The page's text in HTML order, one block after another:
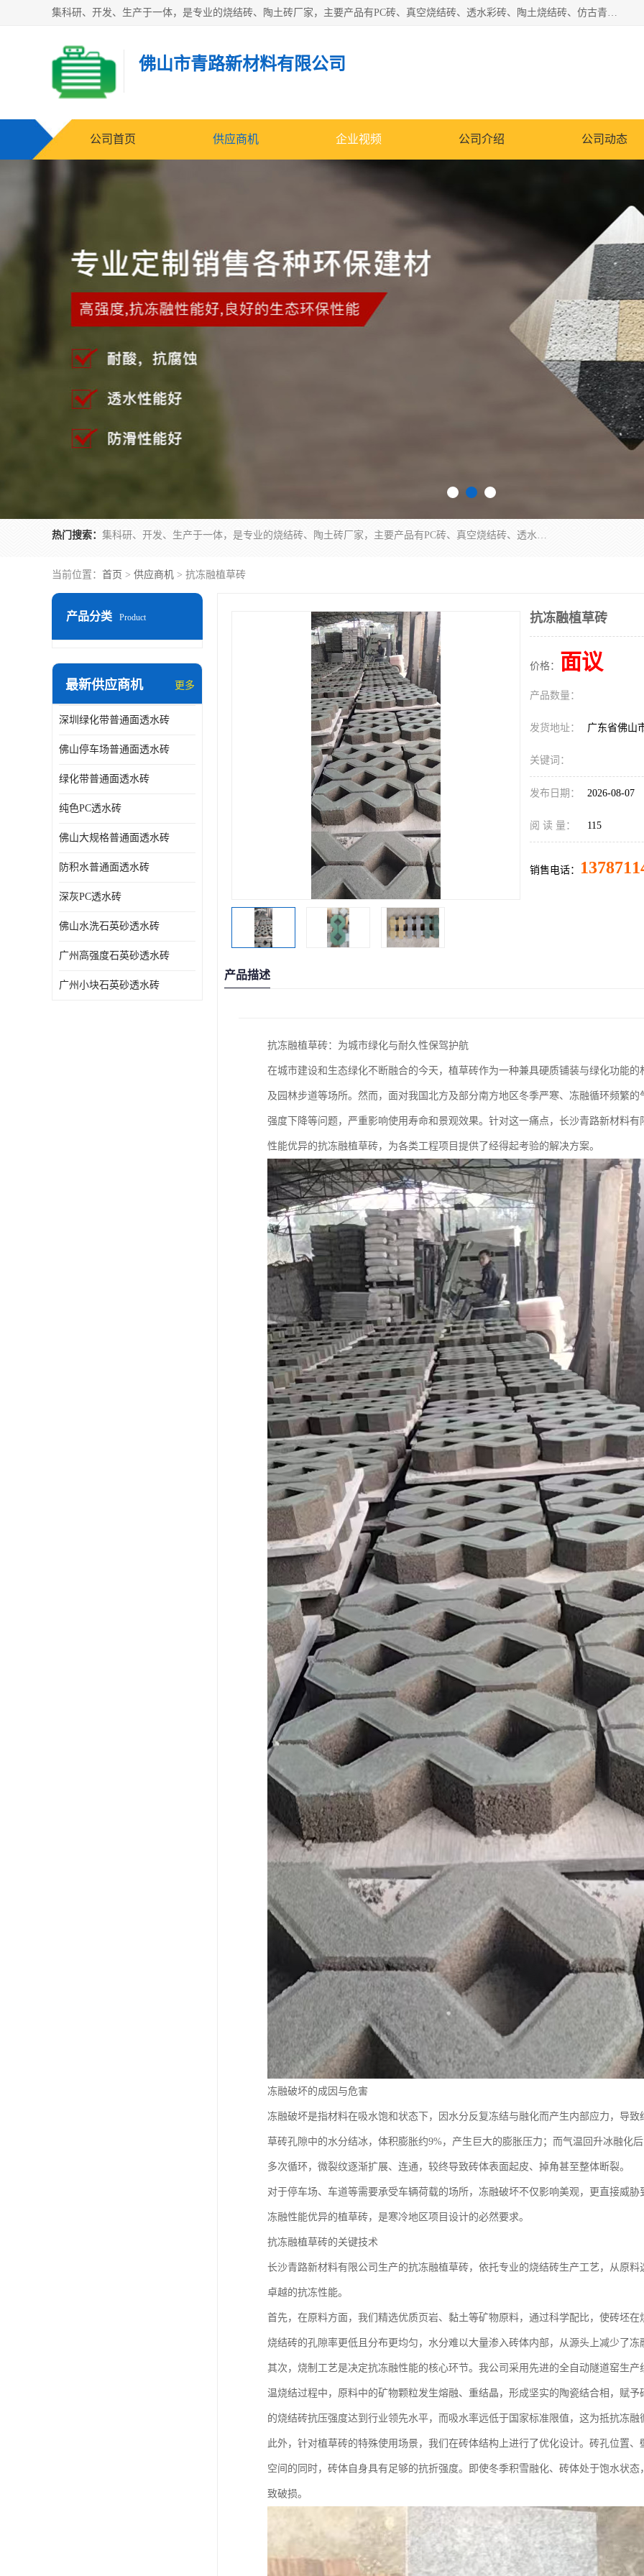
集科研、开发、生产于一体，是专业的烧结砖、陶土砖厂家，主要产品有PC砖、真空烧结砖、透水彩砖、陶土烧结砖、仿古青砖、植草砖等系列产品。
佛山市青路新材料有限公司
公司首页 供应商机 企业视频 公司介绍 公司动态
热门搜索： 集科研、开发、生产于一体，是专业的烧结砖、陶土砖厂家，主要产品有PC砖、真空烧结砖、透水彩砖、陶土烧结砖、仿古青砖、植草砖等系列产品。
当前位置： 首页 > 供应商机 > 抗冻融植草砖
产品分类 Product
最新供应商机 更多
深圳绿化带普通面透水砖
佛山停车场普通面透水砖
绿化带普通面透水砖
纯色PC透水砖
佛山大规格普通面透水砖
防积水普通面透水砖
深灰PC透水砖
佛山水洗石英砂透水砖
广州高强度石英砂透水砖
广州小块石英砂透水砖
抗冻融植草砖
价格： 面议
产品数量：
发货地址： 广东省佛山
关键词：
发布日期： 2026-08-07
阅 读 量： 115
销售电话：
产品描述
抗冻融植草砖：为城市绿化与耐久性保驾护航
在城市建设和生态绿化不断融合的今天，植草砖作为一种兼具硬质铺装与绿化功能
及园林步道等场所。然而，面对我国北方及部分南方地区冬季严寒、冻融循环频繁的
强度下降等问题，严重影响使用寿命和景观效果。针对这一痛点，长沙青路新材料
性能优异的抗冻融植草砖，为各类工程项目提供了经得起考验的解决方案。
冻融破坏的成因与危害
冻融破坏是指材料在吸水饱和状态下，因水分反复冻结与融化而产生内部应力，导
草砖孔隙中的水分结冰，体积膨胀约9%，产生巨大的膨胀压力；而气温回升冰融化
多次循环，微裂纹逐渐扩展、连通，较终导致砖体表面起皮、掉角甚至整体断裂。
对于停车场、车道等需要承受车辆荷载的场所，冻融破坏不仅影响美观，更直接威
冻融性能优异的植草砖，是寒冷地区项目设计的必然要求。
抗冻融植草砖的关键技术
长沙青路新材料有限公司生产的抗冻融植草砖，依托专业的烧结砖生产工艺，从原
卓越的抗冻性能。
首先，在原料方面，我们精选优质页岩、黏土等矿物原料，通过科学配比，使砖坯在
烧结砖的孔隙率更低且分布更均匀，水分难以大量渗入砖体内部，从源头上减少了冻
其次，烧制工艺是决定抗冻融性能的核心环节。我公司采用先进的全自动隧道窑生
温烧结过程中，原料中的矿物颗粒发生熔融、重结晶，形成坚实的陶瓷结合相，赋
的烧结砖抗压强度达到行业领先水平，而吸水率远低于国家标准限值，这为抵抗冻融
此外，针对植草砖的特殊使用场景，我们在砖体结构上进行了优化设计。砖孔位置
空间的同时，砖体自身具有足够的抗折强度。即使冬季积雪融化、砖体处于饱水状
致破损。